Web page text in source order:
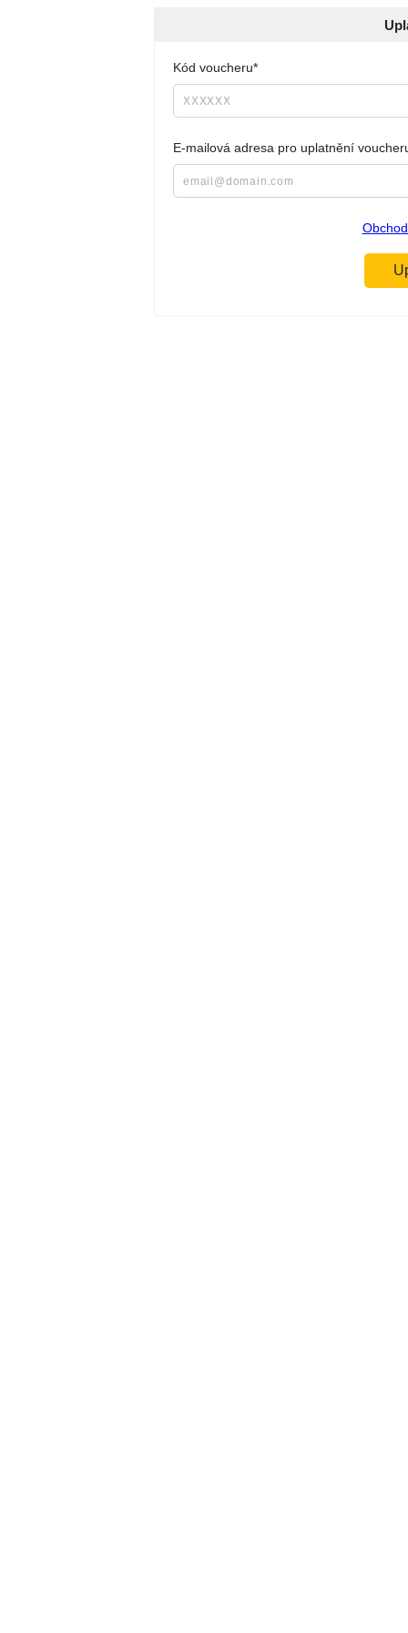
Kód voucheru*
E-mailová adresa pro uplatnění